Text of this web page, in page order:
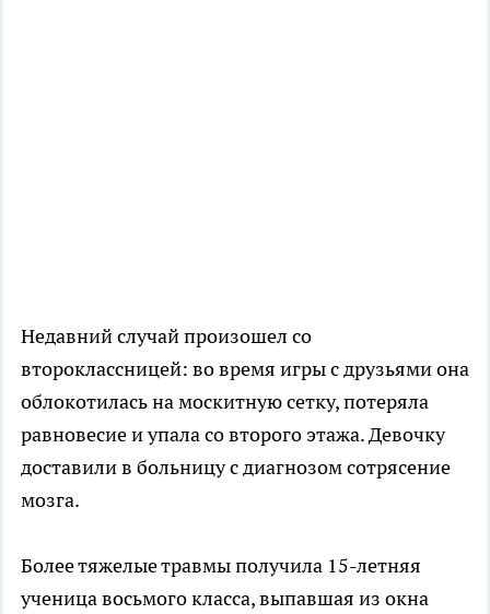
Недавний случай произошел со
второклассницей: во время игры с друзьями она
облокотилась на москитную сетку, потеряла
равновесие и упала со второго этажа. Девочку
доставили в больницу с диагнозом сотрясение
мозга.
Более тяжелые травмы получила 15-летняя
ученица восьмого класса, выпавшая из окна